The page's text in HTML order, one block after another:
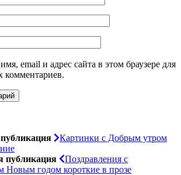
email и адрес сайта в этом браузере для
Картинки с Добрым утром
публикация
Поздравления с
Новым годом короткие в прозе